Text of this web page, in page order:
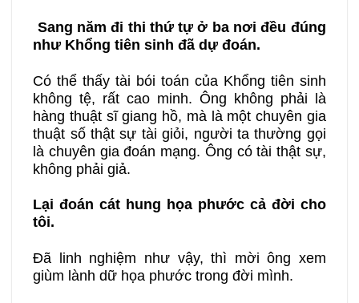
Sang năm đi thi thứ tự ở ba nơi đều đúng
như Khổng tiên sinh đã dự đoán.
Có thể thấy tài bói toán của Khổng tiên sinh
không tệ, rất cao minh. Ông không phải là
hàng thuật sĩ giang hồ, mà là một chuyên gia
thuật số thật sự tài giỏi, người ta thường gọi
là chuyên gia đoán mạng. Ông có tài thật sự,
không phải giả.
Lại đoán cát hung họa phước cả đời cho
tôi.
Đã linh nghiệm như vậy, thì mời ông xem
giùm lành dữ họa phước trong đời mình.